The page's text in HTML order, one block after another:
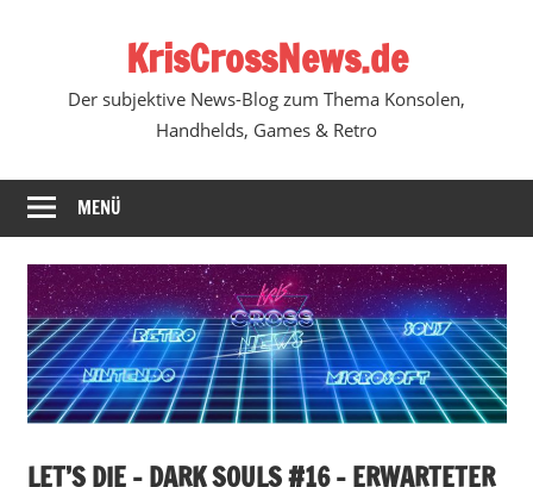
KrisCrossNews.de
Der subjektive News-Blog zum Thema Konsolen,
Handhelds, Games & Retro
MENÜ
LET’S DIE – DARK SOULS #16 – ERWARTETER